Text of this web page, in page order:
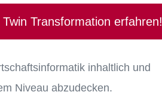
Transformation erfahren!
inhaltlich und
Niveau abzudecken.